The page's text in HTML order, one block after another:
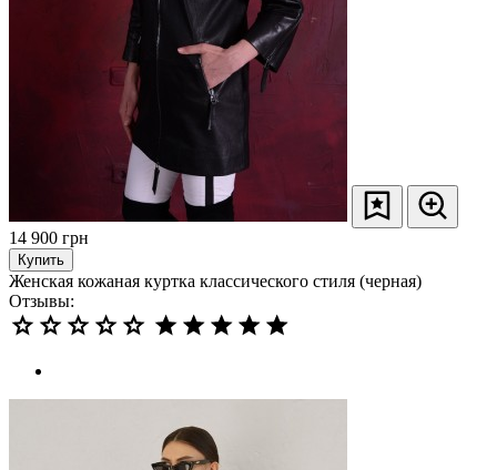
14 900 грн
Купить
Женская кожаная куртка классического стиля (черная)
Отзывы: